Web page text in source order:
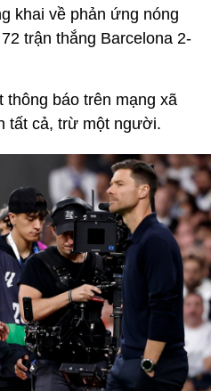
khai về phản ứng nóng
trận thắng Barcelona 2-
thông báo trên mạng xã
tất cả, trừ một người.